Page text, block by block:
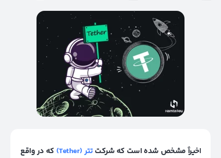
اخیراً مشخص شده است که شرکت تتر (Tether)
که در واقع